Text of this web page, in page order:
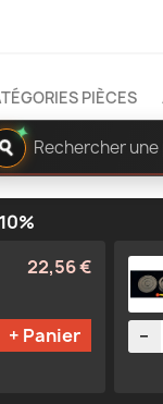
PIÈCES
✦
22,56 €
+ Panier −